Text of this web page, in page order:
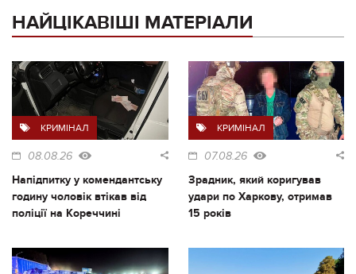
НАЙЦІКАВІШІ МАТЕРІАЛИ
КРИМІНАЛ
08.08.26
Напідпитку у комендантську
годину чоловік втікав від
поліції на Кореччині
КРИМІНАЛ
07.08.26
Зрадник, який коригував
удари по Харкову, отримав
15 років